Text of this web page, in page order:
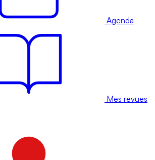
Agenda
Mes revues